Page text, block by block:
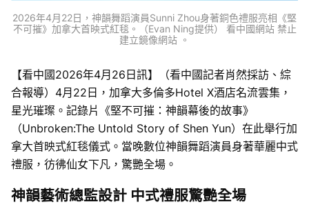
2026年4月22日，神韻舞蹈演員Sunni Zhou身著銅色禮服亮相《堅
不可摧》加拿大首映式紅毯。（Evan Ning提供） 看中國網站 禁止
建立鏡像網站 。
【看中國2026年4月26日訊】（看中國記者肖然採訪、綜
合報導）4月22日，加拿大多倫多Hotel X酒店名流雲集，
星光璀璨。記錄片《堅不可摧：神韻幕後的故事》
（Unbroken:The Untold Story of Shen Yun）在此舉行加
拿大首映式紅毯儀式。當晚數位神韻舞蹈演員身著華麗中式
禮服，彷彿仙女下凡，驚艷全場。
神韻藝術總監設計 中式禮服驚艷全場